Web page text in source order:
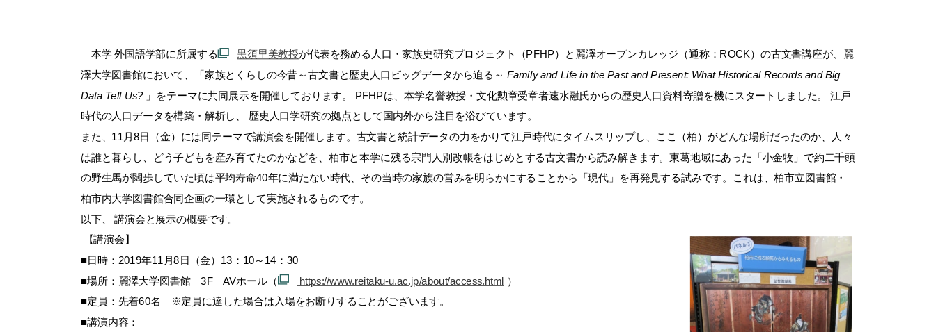
本学 外国語学部に所属する 黒須里美教授が代表を務める人口・家族史研究プロジェクト（PFHP）と麗澤オープンカレッジ（通称：ROCK）の古文書講座が、麗
澤大学図書館において、「家族とくらしの今昔～古文書と歴史人口ビッグデータから迫る～ Family and Life in the Past and Present: What Historical Records and Big
Data Tell Us?」をテーマに共同展示を開催しております。 PFHPは、本学名誉教授・文化勲章受章者速水融氏からの歴史人口資料寄贈を機にスタートし ました。 江戸
時代の人口データを構築・解析し、 歴史人口学研究の拠点として国内外から注目を浴びています。
また、11月8日（金）には同テーマで講演会を開催します。古文書と統計データの力をかりて江戸時代にタイムスリップし、ここ（柏）がどんな場所だったのか、人々
は誰と暮らし、どう子どもを産み育てたのかなどを、柏市と本学に残る宗門人別改帳をはじめとする古文書から読み解き ます。東葛地域にあった「小金牧」 で約二千頭
の野生馬が闊歩していた頃は平均寿命40年に満たない時代、その当時の家族の営みを明らかにすることから「現代」 を再発見する試みです。これは、柏市立図書館・
柏市内大学図書館合同企画の一環として実施されるものです。
以下、 講演会と展示の概要です。
【講演会】
■日時：2019年11月8日（金）13：10～14：30
■場所：麗澤大学図書館 3F AVホール（ https://www.reitaku-u.ac.jp/about/access.html ）
■定員：先着60名 ※定員に達した場合は入場をお断りすることがございます。
■講演内容：